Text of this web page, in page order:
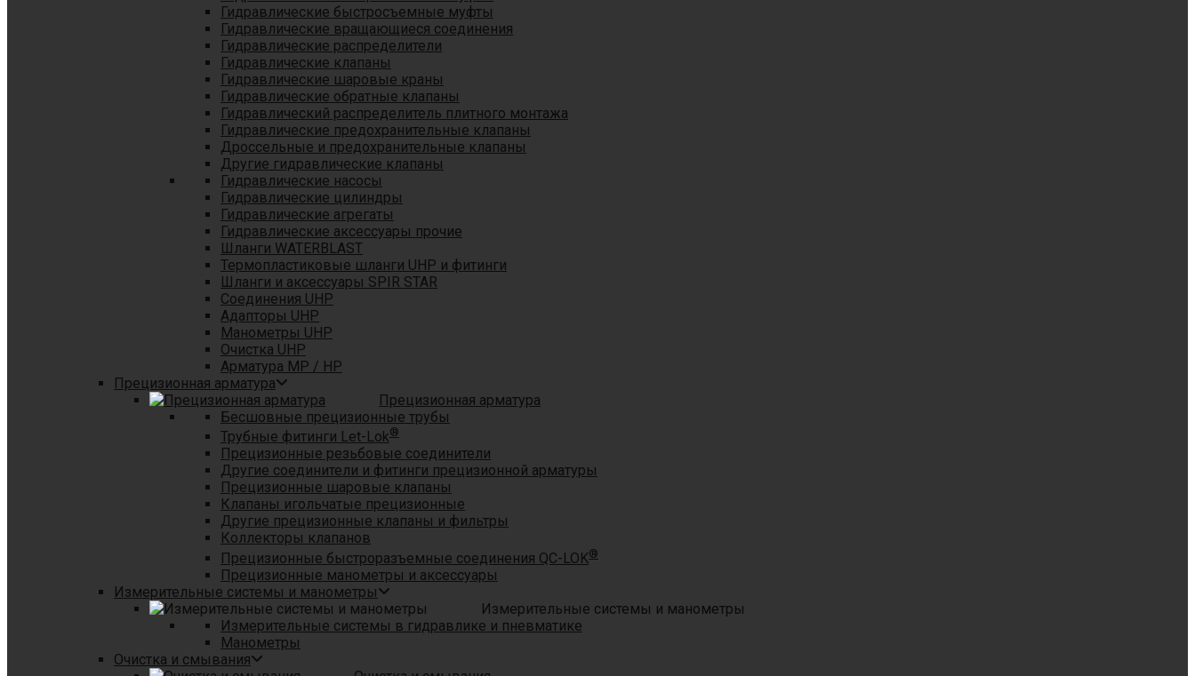
Гидравлические быстросъемные муфты
Гидравлические вращающиеся соединения
Гидравлические распределители
Гидравлические клапаны
Гидравлические шаровые краны
Гидравлические обратные клапаны
Гидравлический распределитель плитного монтажа
Гидравлические предохранительные клапаны
Дроссельные и предохранительные клапаны
Другие гидравлические клапаны
Гидравлические насосы
Гидравлические цилиндры
Гидравлические агрегаты
Гидравлические аксессуары прочие
Шланги WATERBLAST
Термопластиковые шланги UHP и фитинги
Шланги и аксессуары SPIR STAR
Соединения UHP
Адапторы UHP
Манометры UHP
Очистка UHP
Арматура MP / HP
Прецизионная арматура
Прецизионная арматура
Бесшовные прецизионные трубы
Трубные фитинги Let-Lok®
Прецизионные резьбовые соединители
Другие соединители и фитинги прецизионной арматуры
Прецизионные шаровые клапаны
Клапаны игольчатые прецизионные
Другие прецизионные клапаны и фильтры
Коллекторы клапанов
Прецизионные быстроразъемные соединения QC-LOK®
Прецизионные манометры и аксессуары
Измерительные системы и манометры
Измерительные системы и манометры
Измерительные системы в гидравлике и пневматике
Манометры
Очистка и смывания